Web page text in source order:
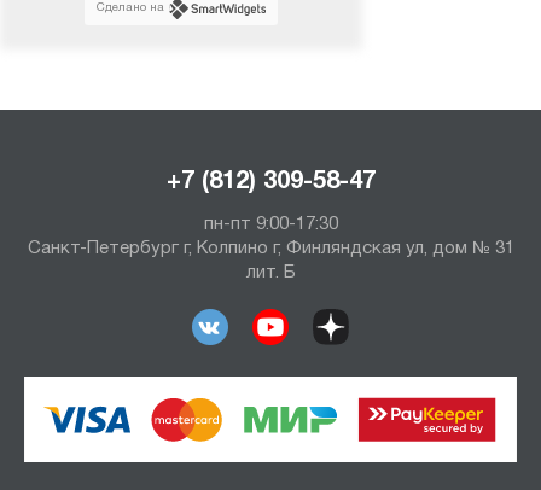
Сделано на
+7 (812) 309-58-47
пн-пт 9:00-17:30
Санкт-Петербург г, Колпино г, Финляндская ул, дом № 31
лит. Б